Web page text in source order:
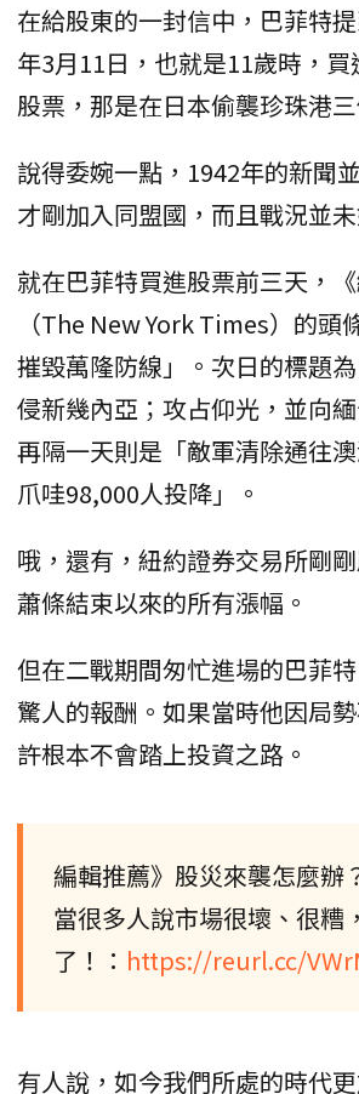
在給股東的一封信中，巴菲特
年3月11日，也就是11歲時，
股票，那是在日本偷襲珍珠港
說得委婉一點，1942年的新聞
才剛加入同盟國，而且戰況並
就在巴菲特買進股票前三天，《
（The New York Times）的頭
摧毀萬隆防線」。次日的標題
侵新幾內亞；攻占仰光，並向
再隔一天則是「敵軍清除通往
爪哇98,000人投降」。
哦，還有，紐約證券交易所剛
蕭條結束以來的所有漲幅。
但在二戰期間匆忙進場的巴菲
驚人的報酬。如果當時他因局
許根本不會踏上投資之路。
編輯推薦》股災來襲怎麼辦
當很多人說市場很壞、很糟
了！： https://reurl.cc/
有人說，如今我們所處的時代